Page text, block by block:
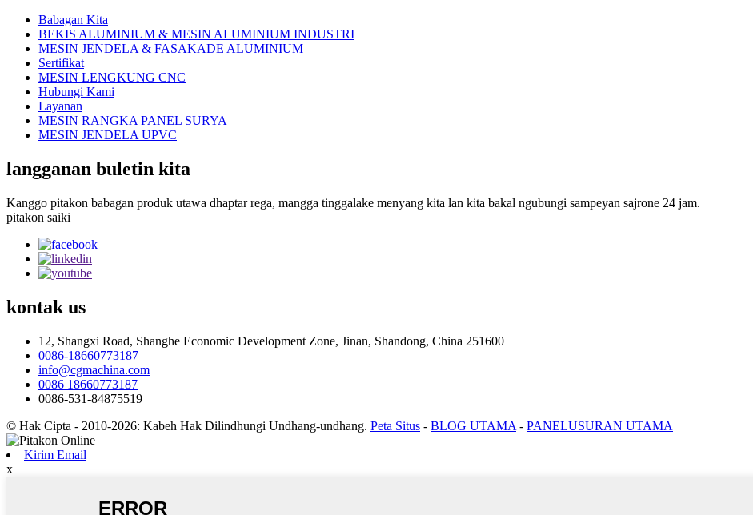
Babagan Kita
BEKIS ALUMINIUM & MESIN ALUMINIUM INDUSTRI
MESIN JENDELA & FASAKADE ALUMINIUM
Sertifikat
MESIN LENGKUNG CNC
Hubungi Kami
Layanan
MESIN RANGKA PANEL SURYA
MESIN JENDELA UPVC
langganan buletin kita
Kanggo pitakon babagan produk utawa dhaptar rega, mangga tinggalake menyang kita lan kita bakal ngubungi sampeyan sajrone 24 jam.
pitakon saiki
kontak us
12, Shangxi Road, Shanghe Economic Development Zone, Jinan, Shandong, China 251600
0086-18660773187
info@cgmachina.com
0086 18660773187
0086-531-84875519
© Hak Cipta - 2010-2026: Kabeh Hak Dilindhungi Undhang-undhang. Peta Situs - BLOG UTAMA - PANELUSURAN UTAMA
Kirim Email
x